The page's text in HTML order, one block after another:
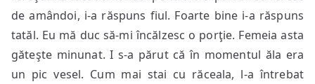
de amândoi, i-a răspuns fiul. Foarte bine i-a răspuns
tatăl. Eu mă duc să-mi încălzesc o porţie. Femeia asta
găteşte minunat. I s-a părut că în momentul ăla era
un pic vesel. Cum mai stai cu răceala, l-a întrebat